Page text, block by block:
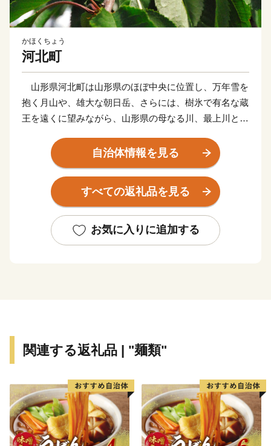
かほくちょう
河北町
山形県河北町は山形県のほぼ中央に位置し、万年雪を
抱く月山や、雄大な朝日岳、さらには、樹氷で有名な蔵
王を遠くに望みながら、山形県の母なる川、最上川と清
古くから上方文化と交流し米と紅花で栄えた河北町
は、現在でもその面影を残しつつ、「はえぬき」やブラ
ンド米「つや姫」などのお米、極上の霜降りがたまらな
の果物等、魅力あふれる食の町として栄えています。
山形空港を表玄関とし、山形新幹線のさくらんぼ東根
自治体情報を見る
すべての返礼品を見る
お気に入りに追加する
関連する返礼品 | "麺類"